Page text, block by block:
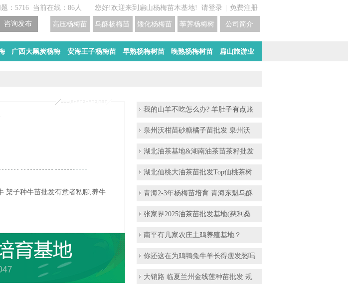
您好!欢迎来到扁山杨梅苗木基地! 请登录 免费注册
：5716 当前在线：86人
公司简介
荸荠杨梅树苗培育
矮化杨梅苗价格
乌酥杨梅苗培育基地
高压杨梅苗
广西大黑炭杨梅 安海王子杨梅苗 早熟杨梅树苗 晚熟杨梅树苗 扁山旅游业
架子种牛苗批发有意者私聊,养牛
我的山羊不吃怎么办? 羊肚子有点账
泉州沃柑苗砂糖橘子苗批发 泉州沃
湖北油茶基地&湖南油茶苗茶籽批发
湖北仙桃大油茶苗批发Top仙桃茶树
青海2-3年杨梅苗培育 青海东魁乌酥
张家界2025油茶苗批发基地(慈利桑
南平有几家农庄土鸡养殖基地？
你还这在为鸡鸭兔牛羊长得瘦发愁吗
大销路 临夏兰州金线莲种苗批发 规